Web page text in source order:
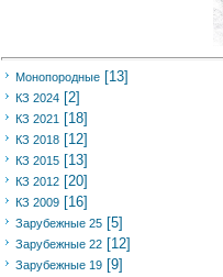
Монопородные [13]
КЗ 2024 [2]
КЗ 2021 [18]
КЗ 2018 [12]
КЗ 2015 [13]
КЗ 2012 [20]
КЗ 2009 [16]
Зарубежные 25 [5]
Зарубежные 22 [12]
Зарубежные 19 [9]